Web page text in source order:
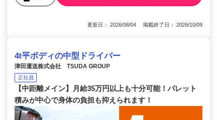
更新日： 2026/08/04 掲載終了日： 2026/10/09
4t平ボディの中型ドライバー
津田運送株式会社 TSUDA GROUP
正社員
【中距離メイン】月給35万円以上も十分可能！パレット
積みが中心で身体の負担も抑えられます！